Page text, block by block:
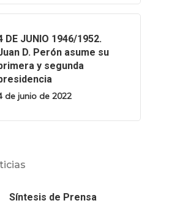
DE JUNIO 1946/1952.
D. Perón asume su
y segunda
de junio de 2022
Síntesis de Prensa